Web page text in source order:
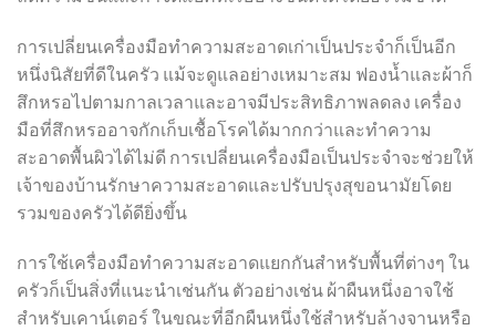
การเปลี่ยนเครื่องมือทำความสะอาดเก่าเป็นประจำก็เป็นอีก
หนึ่งนิสัยที่ดีในครัว แม้จะดูแลอย่างเหมาะสม ฟองน้ำและผ้าก็
สึกหรอไปตามกาลเวลาและอาจมีประสิทธิภาพลดลง เครื่อง
มือที่สึกหรออาจกักเก็บเชื้อโรคได้มากกว่าและทำความ
สะอาดพื้นผิวได้ไม่ดี การเปลี่ยนเครื่องมือเป็นประจำจะช่วยให้
เจ้าของบ้านรักษาความสะอาดและปรับปรุงสุขอนามัยโดย
รวมของครัวได้ดียิ่งขึ้น
การใช้เครื่องมือทำความสะอาดแยกกันสำหรับพื้นที่ต่างๆ ใน
ครัวก็เป็นสิ่งที่แนะนำเช่นกัน ตัวอย่างเช่น ผ้าผืนหนึ่งอาจใช้
สำหรับเคาน์เตอร์ ในขณะที่อีกผืนหนึ่งใช้สำหรับล้างจานหรือ